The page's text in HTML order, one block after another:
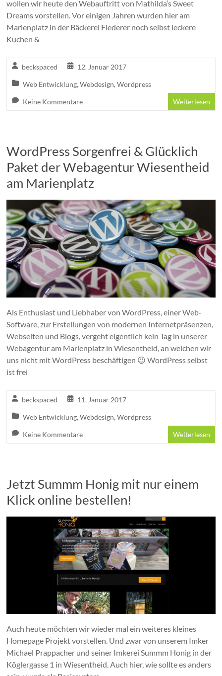
wollen wir heute den Webauftritt von Mathilda’s Sweet
Dreams vorstellen. Vor einigen Jahren wurden hier am
Marienplatz in der Bäckerei Flederer noch selbst leckere
Kuchen &
beckspaced 12. Januar 2017
Web Entwicklung,Webdesign,Wordpress
Keine Kommentare Weiterlesen
WordPress Sorgenfrei & Glücklich
Paket der Webagentur Wiesentheid
am Marienplatz
Als Enthusiast und Liebhaber von WordPress, einer Web-
Software, zur Erstellungen von modernen Internetpräsenzen,
Webseiten und Blogs, vergeht eigentlich kein Tag in unserer
Webagentur am Marienplatz in Wiesentheid, an welchen wir
uns nicht mit WordPress beschäftigen 😉 WordPress selbst
ist frei
beckspaced 11. Januar 2017
Web Entwicklung,Webdesign,Wordpress
Keine Kommentare Weiterlesen
Jetzt Summm Honig mit nur einem
Klick online bestellen!
Auch heute möchten wir wieder mal ein weiteres kleines
Homepage Projekt vorstellen. Und zwar von unserem Imker
Michael Prappacher und seiner Imkerei Summm Honig in der
Köglergasse 1 in Wiesentheid. Auch hier, wie sollte es anders